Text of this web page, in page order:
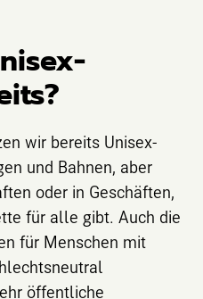
wir bereits Unisex-
und Bahnen, aber
oder in Geschäften,
für alle gibt. Auch die
für Menschen mit
öffentliche